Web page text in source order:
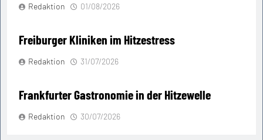
Redaktion 01/08/2026
Freiburger Kliniken im Hitzestress
Redaktion 31/07/2026
Frankfurter Gastronomie in der Hitzewelle
Redaktion 30/07/2026